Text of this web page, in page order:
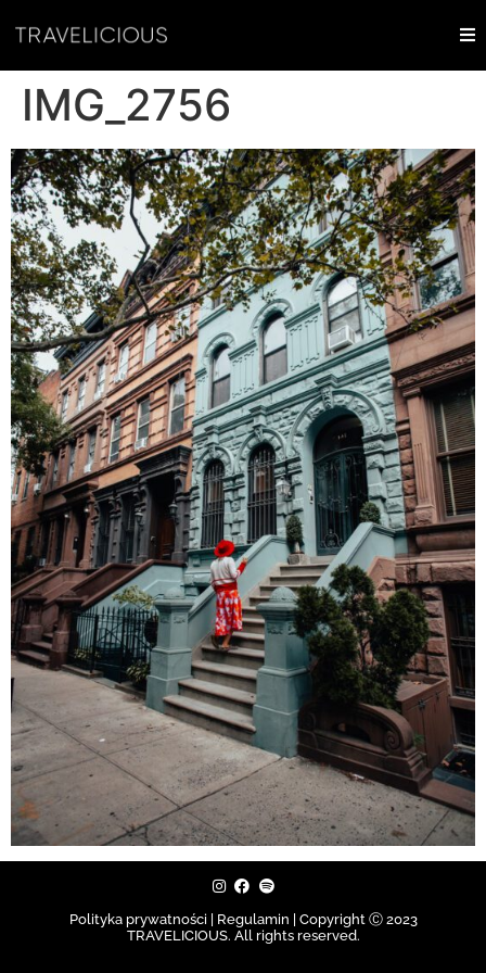
IMG_2756
Polityka prywatności | Regulamin |
Copyright Ⓒ 2023
TRAVELICIOUS. All rights reserved.